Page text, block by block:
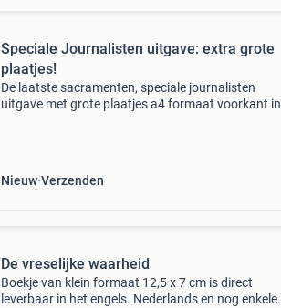
Speciale Journalisten uitgave: extra grote
plaatjes!
De laatste sacramenten, speciale journalisten
uitgave met grote plaatjes a4 formaat voorkant in
Nieuw Verzenden
De vreselijke waarheid
Boekje van klein formaat 12,5 x 7 cm is direct
leverbaar in het engels. Nederlands en nog enkele